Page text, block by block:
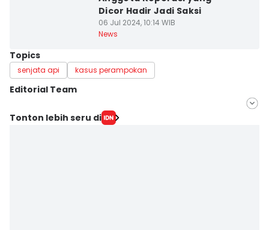
Dicor Hadir Jadi Saksi
06 Jul 2024, 10:14 WIB
News
Topics
senjata api kasus perampokan
Editorial Team
Editor
Tonton lebih seru di